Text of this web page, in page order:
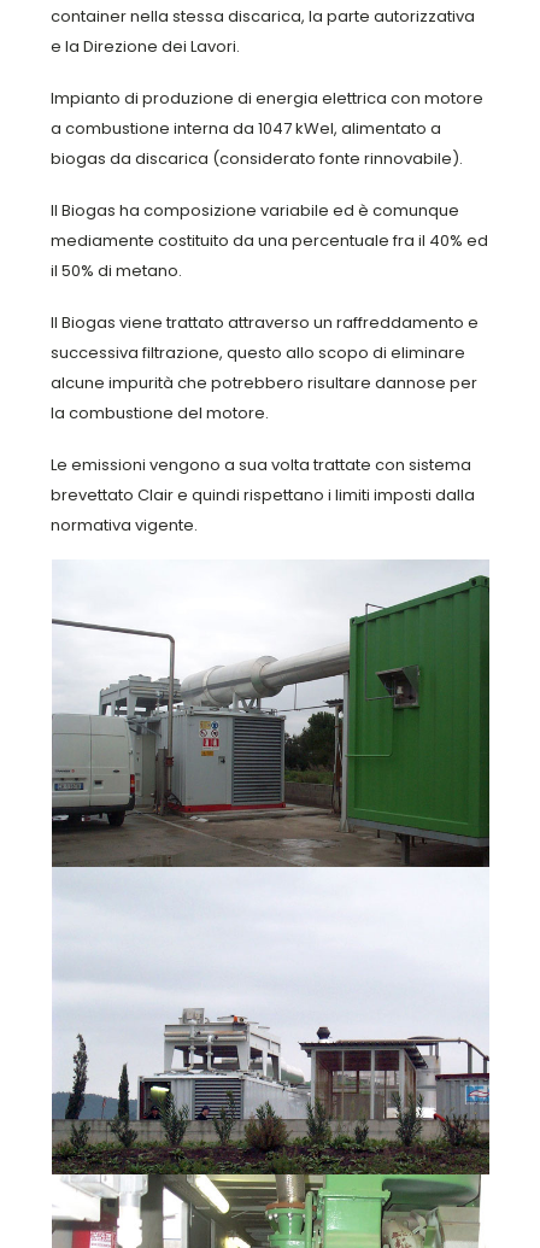
container nella stessa discarica, la parte autorizzativa
e la Direzione dei Lavori.
Impianto di produzione di energia elettrica con motore
a combustione interna da 1047 kWel, alimentato a
biogas da discarica (considerato fonte rinnovabile).
Il Biogas ha composizione variabile ed è comunque
mediamente costituito da una percentuale fra il 40% ed
il 50% di metano.
Il Biogas viene trattato attraverso un raffreddamento e
successiva filtrazione, questo allo scopo di eliminare
alcune impurità che potrebbero risultare dannose per
la combustione del motore.
Le emissioni vengono a sua volta trattate con sistema
brevettato Clair e quindi rispettano i limiti imposti dalla
normativa vigente.